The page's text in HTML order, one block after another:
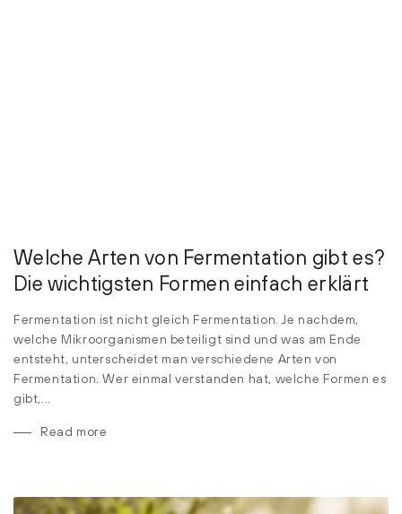
Welche Arten von Fermentation gibt es?
Die wichtigsten Formen einfach erklärt
Fermentation ist nicht gleich Fermentation. Je nachdem,
welche Mikroorganismen beteiligt sind und was am Ende
entsteht, unterscheidet man verschiedene Arten von
Fermentation. Wer einmal verstanden hat, welche Formen es
gibt,...
Read more